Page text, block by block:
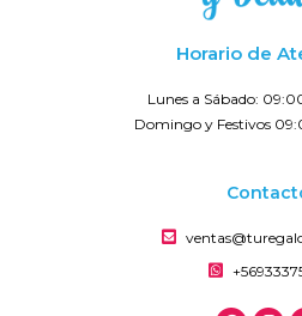
Horario de
Lunes a Sábado:
Domingo y Festivos